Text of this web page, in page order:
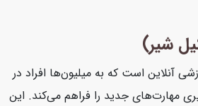
آنلاین است که به میلیون‌ها افراد در
مهارت‌های جدید را فراهم می‌کند. این